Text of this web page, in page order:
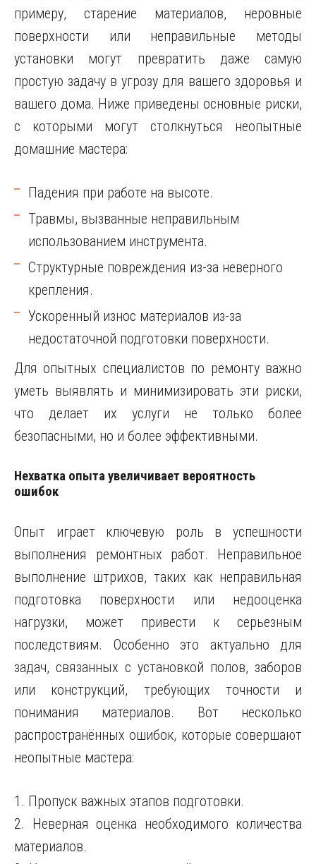
примеру, старение материалов, неровные
поверхности или неправильные методы
установки могут превратить даже самую
простую задачу в угрозу для вашего здоровья и
вашего дома. Ниже приведены основные риски,
с которыми могут столкнуться неопытные
домашние мастера:
Падения при работе на высоте.
Травмы, вызванные неправильным
использованием инструмента.
Структурные повреждения из-за неверного
крепления.
Ускоренный износ материалов из-за
недостаточной подготовки поверхности.
Для опытных специалистов по ремонту важно
уметь выявлять и минимизировать эти риски,
что делает их услуги не только более
безопасными, но и более эффективными.
Нехватка опыта увеличивает вероятность
ошибок
Опыт играет ключевую роль в успешности
выполнения ремонтных работ. Неправильное
выполнение штрихов, таких как неправильная
подготовка поверхности или недооценка
нагрузки, может привести к серьезным
последствиям. Особенно это актуально для
задач, связанных с установкой полов, заборов
или конструкций, требующих точности и
понимания материалов. Вот несколько
распространённых ошибок, которые совершают
неопытные мастера:
1. Пропуск важных этапов подготовки.
2. Неверная оценка необходимого количества
материалов.